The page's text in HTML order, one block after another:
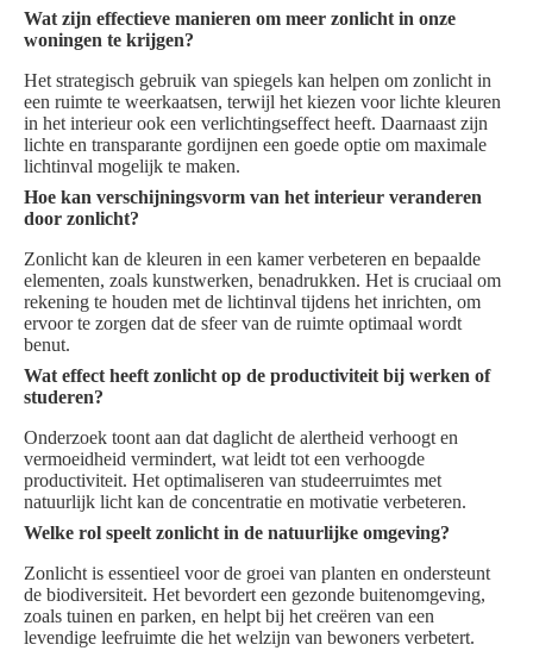
Wat zijn effectieve manieren om meer zonlicht in onze
woningen te krijgen?
Het strategisch gebruik van spiegels kan helpen om zonlicht in
een ruimte te weerkaatsen, terwijl het kiezen voor lichte kleuren
in het interieur ook een verlichtingseffect heeft. Daarnaast zijn
lichte en transparante gordijnen een goede optie om maximale
lichtinval mogelijk te maken.
Hoe kan verschijningsvorm van het interieur veranderen
door zonlicht?
Zonlicht kan de kleuren in een kamer verbeteren en bepaalde
elementen, zoals kunstwerken, benadrukken. Het is cruciaal om
rekening te houden met de lichtinval tijdens het inrichten, om
ervoor te zorgen dat de sfeer van de ruimte optimaal wordt
benut.
Wat effect heeft zonlicht op de productiviteit bij werken of
studeren?
Onderzoek toont aan dat daglicht de alertheid verhoogt en
vermoeidheid vermindert, wat leidt tot een verhoogde
productiviteit. Het optimaliseren van studeerruimtes met
natuurlijk licht kan de concentratie en motivatie verbeteren.
Welke rol speelt zonlicht in de natuurlijke omgeving?
Zonlicht is essentieel voor de groei van planten en ondersteunt
de biodiversiteit. Het bevordert een gezonde buitenomgeving,
zoals tuinen en parken, en helpt bij het creëren van een
levendige leefruimte die het welzijn van bewoners verbetert.